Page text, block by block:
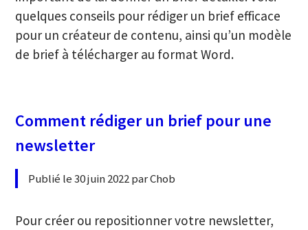
quelques conseils pour rédiger un brief efficace
pour un créateur de contenu, ainsi qu’un modèle
de brief à télécharger au format Word.
Comment rédiger un brief pour une
newsletter
Publié le 30 juin 2022 par Chob
Pour créer ou repositionner votre newsletter,